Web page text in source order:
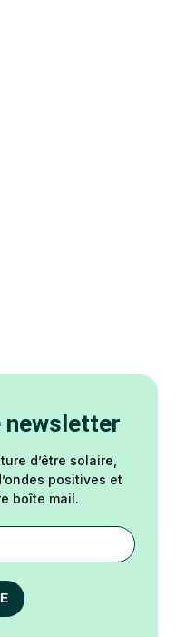
newsletter
d’être solaire,
positives et
boîte mail.